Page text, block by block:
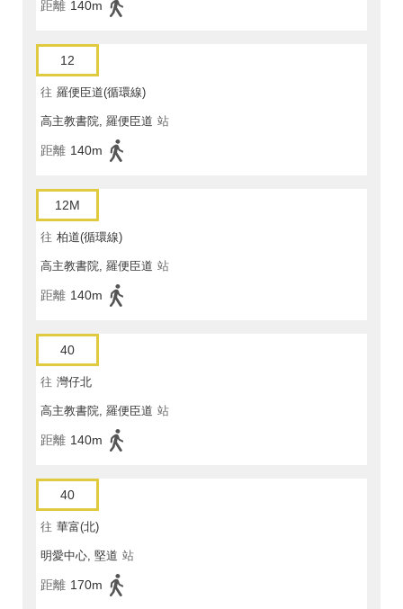
距離 140m
12
往 羅便臣道(循環線)
高主教書院, 羅便臣道 站
距離 140m
12M
往 柏道(循環線)
高主教書院, 羅便臣道 站
距離 140m
40
往 灣仔北
高主教書院, 羅便臣道 站
距離 140m
40
往 華富(北)
明愛中心, 堅道 站
距離 170m